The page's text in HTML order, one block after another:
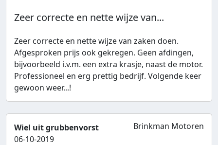
Zeer correcte en nette wijze van...
Zeer correcte en nette wijze van zaken doen.
Afgesproken prijs ook gekregen. Geen afdingen,
bijvoorbeeld i.v.m. een extra krasje, naast de motor.
Professioneel en erg prettig bedrijf. Volgende keer
gewoon weer...!
Wiel uit grubbenvorst
06-10-2019
Brinkman Motoren